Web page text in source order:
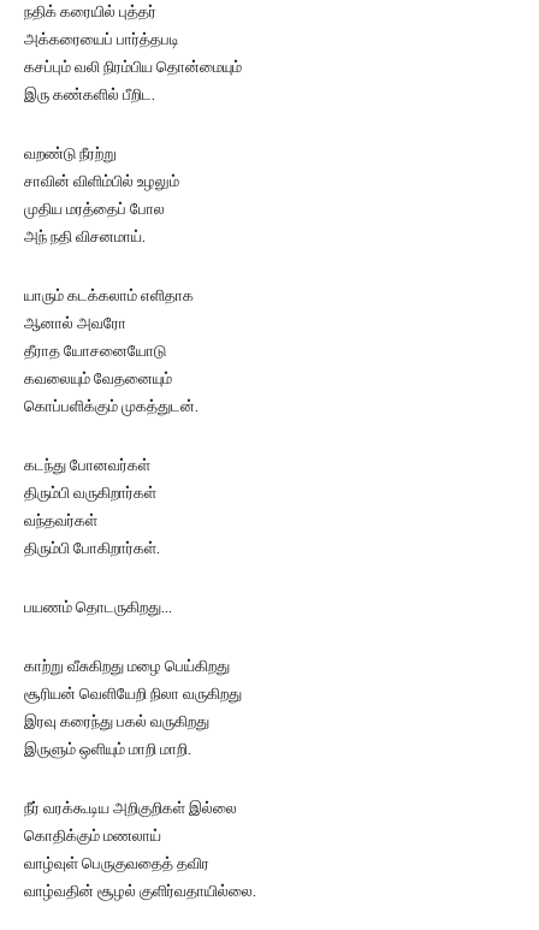
நதிக் கரையில் புத்தர்
அக்கரையைப் பார்த்தபடி
கசப்பும் வலி நிரம்பிய தொன்மையும்
இரு கண்களில் பீறிட.
வறண்டு நீரற்று
சாவின் விளிம்பில் உழலும்
முதிய மரத்தைப் போல
அந் நதி விசனமாய்.
யாரும் கடக்கலாம் எளிதாக
ஆனால் அவரோ
தீராத யோசனையோடு
கவலையும் வேதனையும்
கொப்பளிக்கும் முகத்துடன்.
கடந்து போனவர்கள்
திரும்பி வருகிறார்கள்
வந்தவர்கள்
திரும்பி போகிறார்கள்.
பயணம் தொடருகிறது…
காற்று வீசுகிறது மழை பெய்கிறது
சூரியன் வெளியேறி நிலா வருகிறது
இரவு கரைந்து பகல் வருகிறது
இருளும் ஒளியும் மாறி மாறி.
நீர் வரக்கூடிய அறிகுறிகள் இல்லை
கொதிக்கும் மணலாய்
வாழ்வுள் பெருகுவதைத் தவிர
வாழ்வதின் சூழல் குளிர்வதாயில்லை.